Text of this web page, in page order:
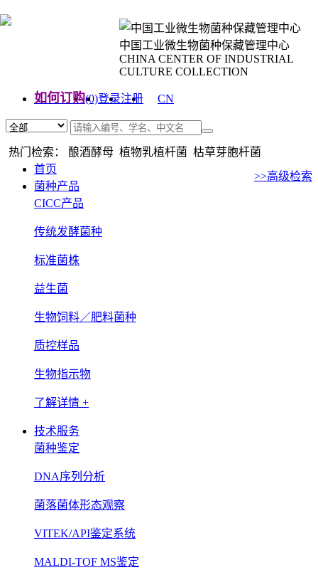
中国工业微生物菌种保藏管理中心
CHINA CENTER OF INDUSTRIAL
CULTURE COLLECTION
如何订购(0)登录注册
CN
热门检索： 酿酒酵母 植物乳植杆菌 枯草芽胞杆菌
>>高级检索
首页
菌种产品
CICC产品
传统发酵菌种
标准菌株
益生菌
生物饲料／肥料菌种
质控样品
生物指示物
了解详情 +
技术服务
菌种鉴定
DNA序列分析
菌落菌体形态观察
VITEK/API鉴定系统
MALDI-TOF MS鉴定